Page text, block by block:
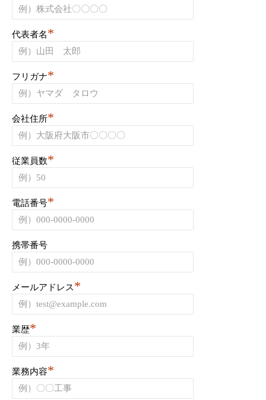
代表者名*
フリガナ*
会社住所*
従業員数*
電話番号*
携帯番号
メールアドレス*
業歴*
業務内容*